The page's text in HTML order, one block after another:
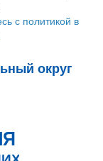
с политикой в